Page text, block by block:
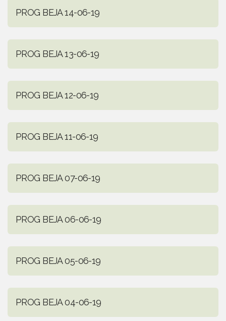
PROG BEJA 14-06-19
PROG BEJA 13-06-19
PROG BEJA 12-06-19
PROG BEJA 11-06-19
PROG BEJA 07-06-19
PROG BEJA 06-06-19
PROG BEJA 05-06-19
PROG BEJA 04-06-19